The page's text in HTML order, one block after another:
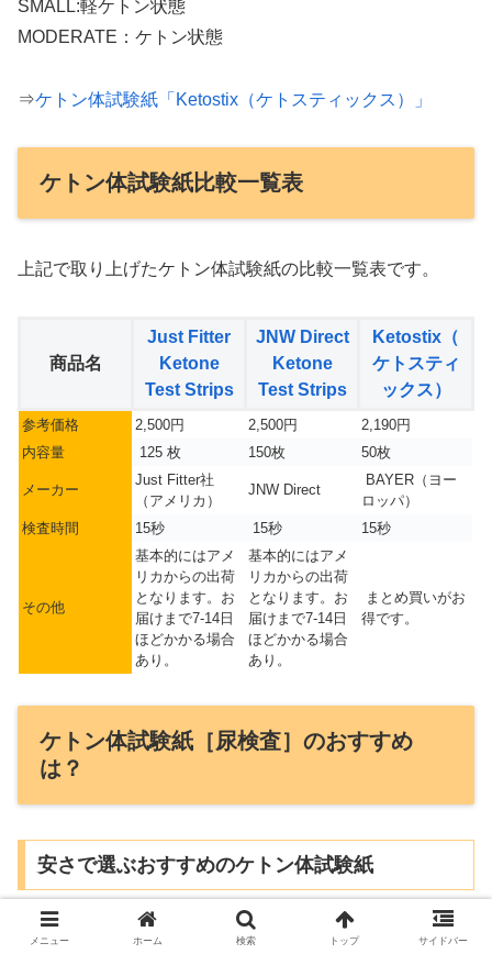
SMALL:軽ケトン状態
MODERATE：ケトン状態
⇒ケトン体試験紙「Ketostix（ケトスティックス）」
ケトン体試験紙比較一覧表
上記で取り上げたケトン体試験紙の比較一覧表です。
商品名
Just Fitter
Ketone
Test Strips
JNW Direct
Ketone
Test Strips
Ketostix（
ケトスティ
ックス）
参考価格 2,500円 2,500円
2,190円
内容量
125 枚 150枚 50枚
メーカー
Just Fitter社
（アメリカ）
JNW Direct
BAYER（ヨー
ロッパ）
検査時間
15秒 15秒 15秒
その他
基本的にはアメ
リカからの出荷
となります。お
届けまで7-14日
ほどかかる場合
あり。
基本的にはアメ
リカからの出荷
となります。お
届けまで7-14日
ほどかかる場合
あり。
まとめ買いがお
得です。
ケトン体試験紙［尿検査］のおすすめ
は？
安さで選ぶおすすめのケトン体試験紙
安さで選ぶらなら、断然 JNW Direct Ketone Test Strips。
メニュー ホーム 検索 トップ サイドバー